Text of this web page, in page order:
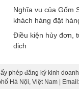
Nghĩa vụ của Gốm
khách hàng đặt
Điều kiện hủy đơn,
dịch
phép đăng ký kinh
Hà Nội, Việt Nam |